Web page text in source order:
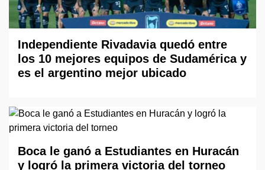
Independiente Rivadavia quedó entre
los 10 mejores equipos de Sudamérica y
es el argentino mejor ubicado
Boca le ganó a Estudiantes en Huracán
y logró la primera victoria del torneo